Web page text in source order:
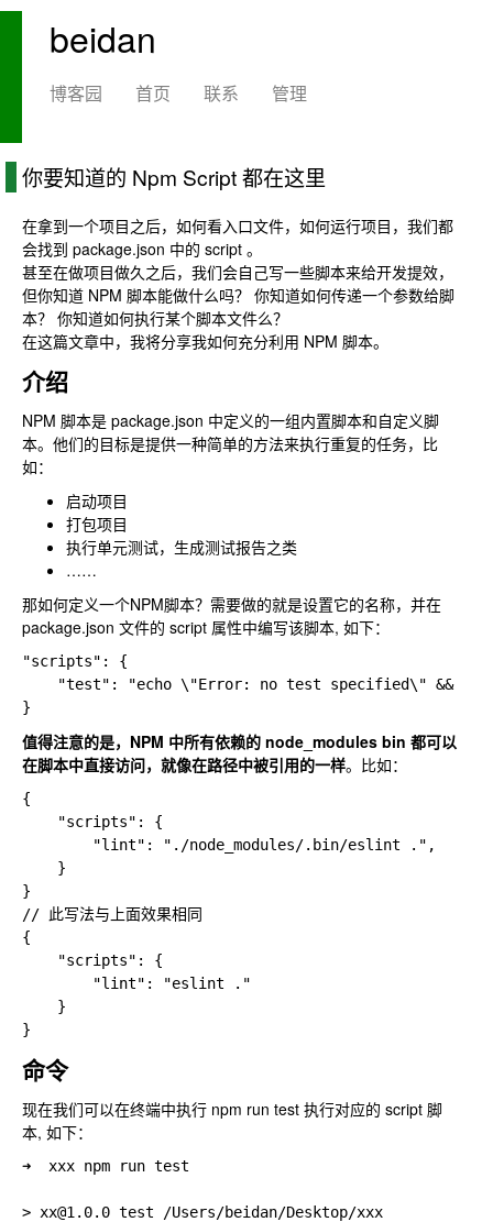
beidan
博客园 首页 联系 管理
你要知道的 Npm Script 都在这里
在拿到一个项目之后，如何看入口文件，如何运行项目，我们都
会找到 package.json 中的 script 。
甚至在做项目做久之后，我们会自己写一些脚本来给开发提效，
但你知道 NPM 脚本能做什么吗？ 你知道如何传递一个参数给脚
本？ 你知道如何执行某个脚本文件么？
在这篇文章中，我将分享我如何充分利用 NPM 脚本。
介绍
NPM 脚本是 package.json 中定义的一组内置脚本和自定义脚
本。他们的目标是提供一种简单的方法来执行重复的任务，比
如：
启动项目
打包项目
执行单元测试，生成测试报告之类
……
那如何定义一个NPM脚本？需要做的就是设置它的名称，并在
package.json 文件的 script 属性中编写该脚本, 如下：
"scripts": {
"test": "echo \"Error: no test specified\" &&
值得注意的是，NPM 中所有依赖的 node_modules bin 都可以
在脚本中直接访问，就像在路径中被引用的一样。比如：
{
    "scripts": {
        "lint": "./node_modules/.bin/eslint .",
    }
}
// 此写法与上面效果相同
{
    "scripts": {
        "lint": "eslint ."
    }
命令
现在我们可以在终端中执行 npm run test 执行对应的 script 脚
本, 如下：
➜  xxx npm run test
> xx@1.0.0 test /Users/beidan/Desktop/xxx